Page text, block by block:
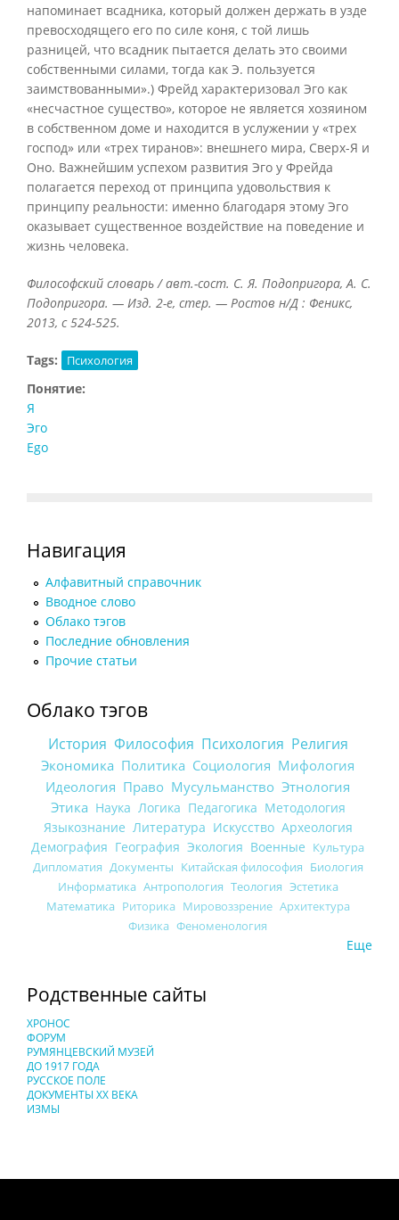
напоминает всадника, который должен держать в узде
превосходящего его по силе коня, с той лишь
разницей, что всадник пытается делать это своими
собственными силами, тогда как Э. пользуется
заимствованными».) Фрейд характеризовал Эго как
«несчастное существо», которое не является хозяином
в собственном доме и находится в услужении у «трех
господ» или «трех тиранов»: внешнего мира, Сверх-Я и
Оно. Важнейшим успехом развития Эго у Фрейда
полагается переход от принципа удовольствия к
принципу реальности: именно благодаря этому Эго
оказывает существенное воздействие на поведение и
жизнь человека.
Философский словарь / авт.-сост. С. Я. Подопригора, А. С.
Подопригора. — Изд. 2-е, стер. — Ростов н/Д : Феникс,
2013, с 524-525.
Tags: Психология
Понятие:
Я
Эго
Ego
Навигация
Алфавитный справочник
Вводное слово
Облако тэгов
Последние обновления
Прочие статьи
Облако тэгов
История Философия Психология Религия
Экономика Политика Социология Мифология
Идеология Право Мусульманство Этнология
Этика Наука Логика Педагогика Методология
Языкознание Литература Искусство Археология
Демография География Экология Военные Культура
Дипломатия Документы Китайская философия Биология
Информатика Антропология Теология Эстетика
Математика Риторика Мировоззрение Архитектура
Физика Феноменология
Еще
Родственные сайты
ХРОНОС
ФОРУМ
РУМЯНЦЕВСКИЙ МУЗЕЙ
ДО 1917 ГОДА
РУССКОЕ ПОЛЕ
ДОКУМЕНТЫ XX ВЕКА
ИЗМЫ